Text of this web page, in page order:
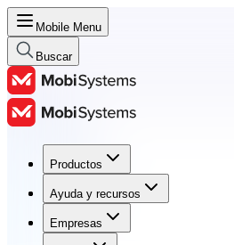
Mobile Menu
Buscar
Productos
Ayuda y recursos
Empresas
Productos
Ayuda y recursos
Empresas